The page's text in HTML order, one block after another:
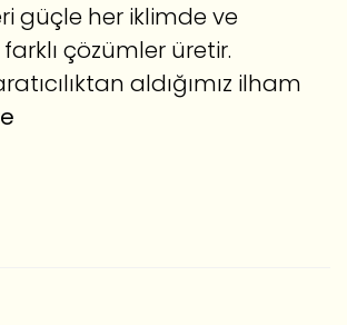
güçle her iklimde ve
çözümler üretir.
aldığımız ilham